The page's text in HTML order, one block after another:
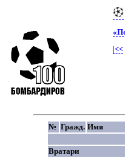
|<<
№ Гражд. Имя
Вратари